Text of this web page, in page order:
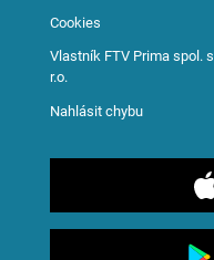
Cookies
Vlastník FTV Prima spol. s
r.o.
Nahlásit chybu